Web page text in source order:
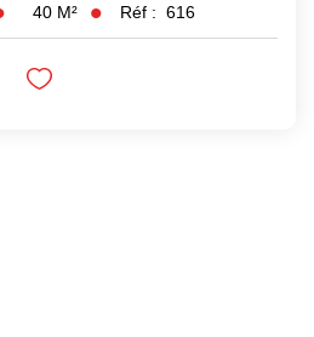
40 M² Réf : 616